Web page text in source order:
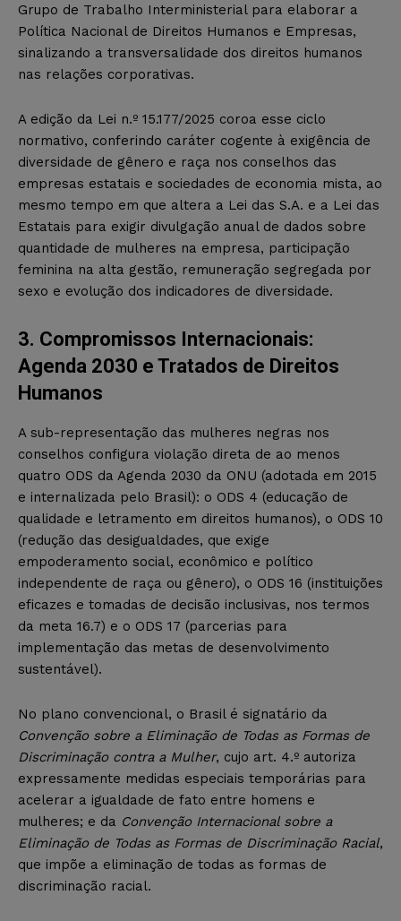
Grupo de Trabalho Interministerial para elaborar a
Política Nacional de Direitos Humanos e Empresas,
sinalizando a transversalidade dos direitos humanos
nas relações corporativas.
A edição da Lei n.º 15.177/2025 coroa esse ciclo
normativo, conferindo caráter cogente à exigência de
diversidade de gênero e raça nos conselhos das
empresas estatais e sociedades de economia mista, ao
mesmo tempo em que altera a Lei das S.A. e a Lei das
Estatais para exigir divulgação anual de dados sobre
quantidade de mulheres na empresa, participação
feminina na alta gestão, remuneração segregada por
sexo e evolução dos indicadores de diversidade.
3. Compromissos Internacionais:
Agenda 2030 e Tratados de Direitos
Humanos
A sub-representação das mulheres negras nos
conselhos configura violação direta de ao menos
quatro ODS da Agenda 2030 da ONU (adotada em 2015
e internalizada pelo Brasil): o ODS 4 (educação de
qualidade e letramento em direitos humanos), o ODS 10
(redução das desigualdades, que exige
empoderamento social, econômico e político
independente de raça ou gênero), o ODS 16 (instituições
eficazes e tomadas de decisão inclusivas, nos termos
da meta 16.7) e o ODS 17 (parcerias para
implementação das metas de desenvolvimento
sustentável).
No plano convencional, o Brasil é signatário da
Convenção sobre a Eliminação de Todas as Formas de
Discriminação contra a Mulher, cujo art. 4.º autoriza
expressamente medidas especiais temporárias para
acelerar a igualdade de fato entre homens e
mulheres; e da Convenção Internacional sobre a
Eliminação de Todas as Formas de Discriminação Racial,
que impõe a eliminação de todas as formas de
discriminação racial.